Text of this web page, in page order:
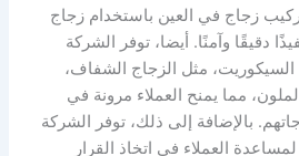
زجاج في العين باستخدام زجاج
دقيقًا وآمنًا. أيضا، توفر الشركة
مثل الزجاج الشفاف،
مما يمنح العملاء مرونة في
بالإضافة إلى ذلك، توفر الشركة
العملاء في اتخاذ القرار